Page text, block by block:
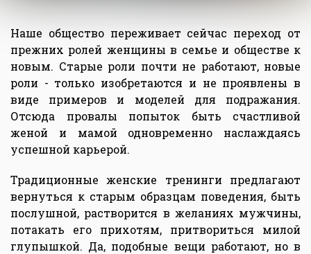
Наше общество переживает сейчас переход от
прежних ролей женщины в семье и обществе к
новым. Старые роли почти не работают, новые
роли - только изобретаются и не проявлены в
виде примеров и моделей для подражания.
Отсюда провалы попыток быть счастливой
женой и мамой одновременно наслаждаясь
успешной карьерой.
Традиционные женские тренинги предлагают
вернуться к старым образцам поведения, быть
послушной, растворится в желаниях мужчины,
потакать его прихотям, притвориться милой
глупышкой. Да, подобные вещи работают, но в